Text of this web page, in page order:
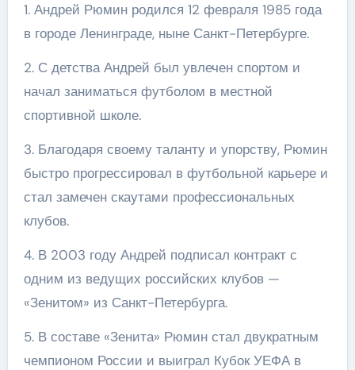
1. Андрей Рюмин родился 12 февраля 1985 года
в городе Ленинграде, ныне Санкт-Петербурге.
2. С детства Андрей был увлечен спортом и
начал заниматься футболом в местной
спортивной школе.
3. Благодаря своему таланту и упорству, Рюмин
быстро прогрессировал в футбольной карьере и
стал замечен скаутами профессиональных
клубов.
4. В 2003 году Андрей подписал контракт с
одним из ведущих российских клубов —
«Зенитом» из Санкт-Петербурга.
5. В составе «Зенита» Рюмин стал двукратным
чемпионом России и выиграл Кубок УЕФА в